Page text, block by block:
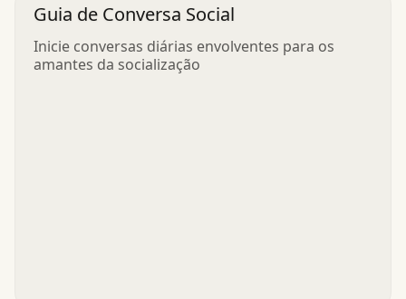
Guia de Conversa Social
Inicie conversas diárias envolventes para os
amantes da socialização